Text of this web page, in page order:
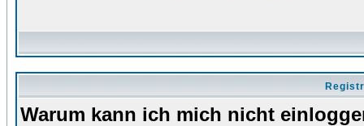
Warum kann ich mich nicht